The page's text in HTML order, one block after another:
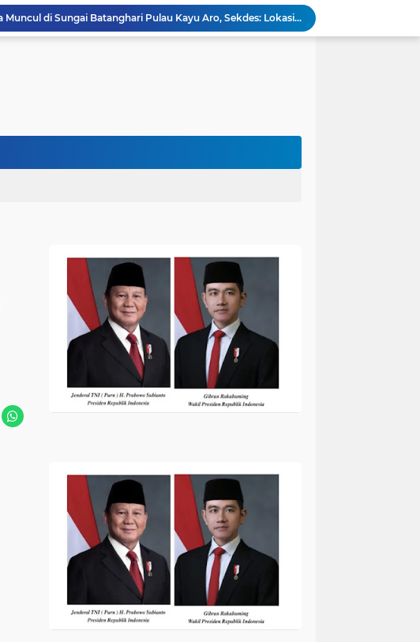
Viral,Buaya Muncul di Sungai Batanghari Pulau Kayu Aro, Sekdes: Lokasi di RT 07`
26 Menit Tuntas! Damkar Sungai Bahar Evakuasi Ular di Halaman Rumah Warga
Kapolres Muaro Jambi Dorong Penyelesaian Permasalahan PT SATU Melalui Dialog dan Kepastian Hukum